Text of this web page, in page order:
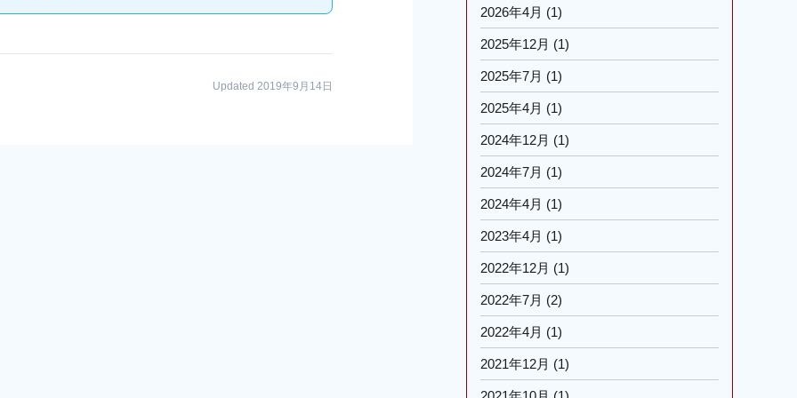
Updated 2019年9月14日
2026年4月 (1)
2025年12月 (1)
2025年7月 (1)
2025年4月 (1)
2024年12月 (1)
2024年7月 (1)
2024年4月 (1)
2023年4月 (1)
2022年12月 (1)
2022年7月 (2)
2022年4月 (1)
2021年12月 (1)